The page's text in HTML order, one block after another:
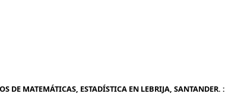
DE MATEMÁTICAS, ESTADÍSTICA EN LEBRIJA, SANTANDER. :